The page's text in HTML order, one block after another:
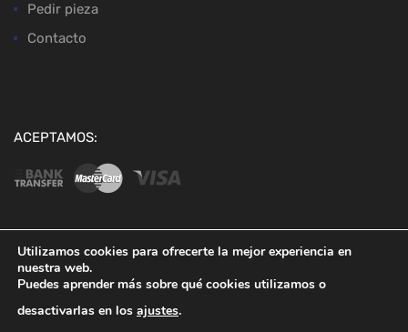
Pedir pieza
Contacto
ACEPTAMOS:
Utilizamos cookies para ofrecerte la mejor experiencia en
nuestra web.
Puedes aprender más sobre qué cookies utilizamos o
desactivarlas en los ajustes.